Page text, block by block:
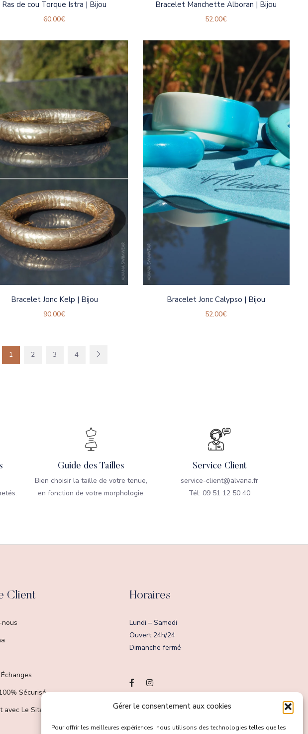
Gérer le consentement aux cookies
Pour offrir les meilleures expériences, nous utilisons des technologies telles que les
Ras de cou Torque Istra | Bijou
60.00€
Bracelet Manchette Alboran | Bijou
52.00€
Bracelet Jonc Kelp | Bijou
90.00€
Bracelet Jonc Calypso | Bijou
52.00€
1 2 3 4
Guide des Tailles
Bien choisir la taille de votre tenue,
en fonction de votre morphologie.
Service Client
service-client@alvana.fr
Tél: 09 51 12 50 40
Client
Sécurisé
avec Le Site Du Made In France
Horaires
Lundi – Samedi
Ouvert 24h/24
Dimanche fermé